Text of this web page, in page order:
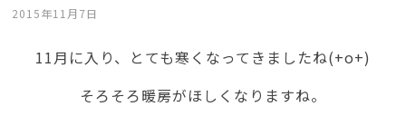
2015年11月7日
11月に入り、とても寒くなってきましたね(+o+)
そろそろ暖房がほしくなりますね。